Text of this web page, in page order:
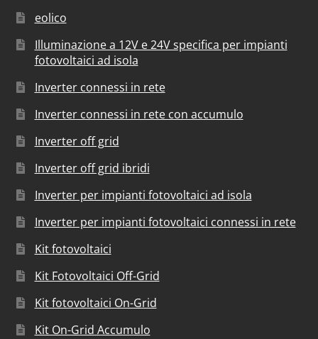
eolico
Illuminazione a 12V e 24V specifica per impianti
fotovoltaici ad isola
Inverter connessi in rete
Inverter connessi in rete con accumulo
Inverter off grid
Inverter off grid ibridi
Inverter per impianti fotovoltaici ad isola
Inverter per impianti fotovoltaici connessi in rete
Kit fotovoltaici
Kit Fotovoltaici Off-Grid
Kit fotovoltaici On-Grid
Kit On-Grid Accumulo